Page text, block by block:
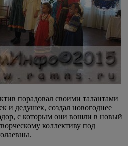
порадовал своими талантами
и дедушек, создал новогоднее
с которым они вошли в новый
коллективу под